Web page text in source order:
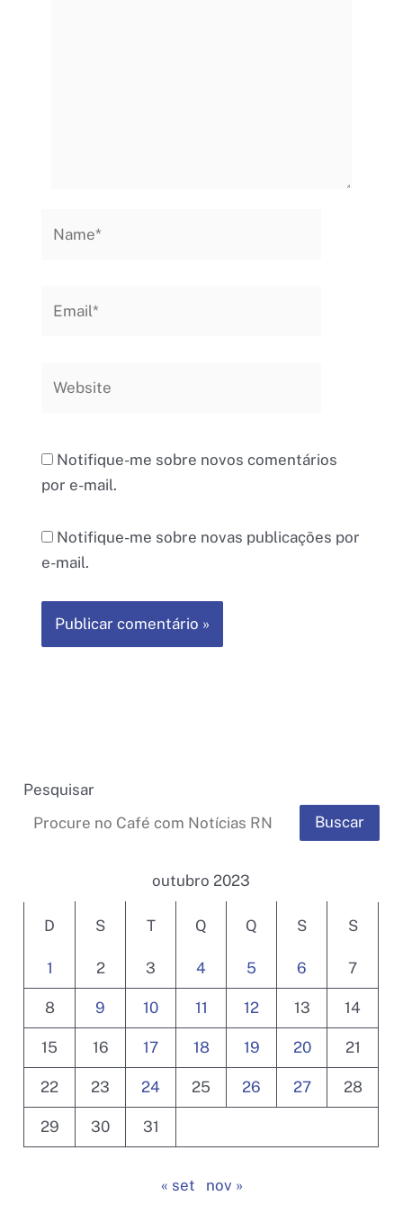
Notifique-me sobre novos comentários
por e-mail.
Notifique-me sobre novas publicações por
e-mail.
Pesquisar
Buscar
outubro 2023
D S T Q Q S S
1 2 3 4 5 6 7
8 9 10 11 12 13 14
15 16 17 18 19 20 21
22 23 24 25 26 27 28
29 30 31
« set nov »